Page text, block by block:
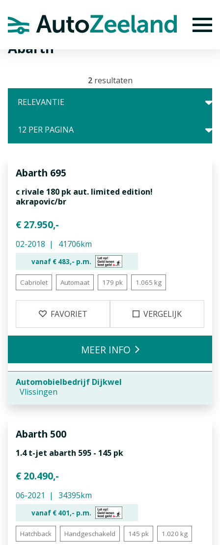
Abarth
2resultaten
Abarth 695
c rivale 180 pk aut. limited edition!
akrapovic/br
€ 27.950,-
02-2018 41706km
vanaf € 483,- p.m.
Cabriolet Automaat 179 pk 1.065 kg
FAVORIET VERGELIJK
Automobielbedrijf Dijkwel
Vlissingen
MEER INFO
Abarth 500
1.4 t-jet abarth 595 - 145 pk
€ 20.490,-
06-2021 34395km
vanaf € 401,- p.m.
Hatchback Handgeschakeld 145 pk 1.020 kg